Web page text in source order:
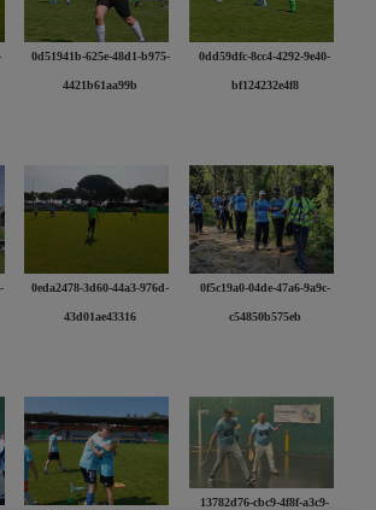
0d51941b-625e-48d1-b975-
4421b61aa99b
0dd59dfc-8cc4-4292-9e40-
bf124232e4f8
0eda2478-3d60-44a3-976d-
43d01ae43316
0f5c19a0-04de-47a6-9a9c-
c54850b575eb
13782d76-cbc9-4f8f-a3c9-